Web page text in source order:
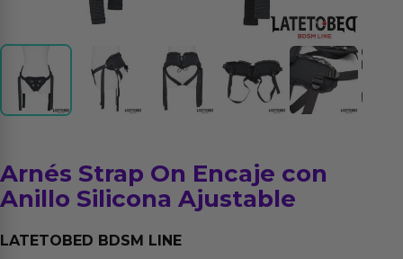
Arnés Strap On Encaje con
Anillo Silicona Ajustable
LATETOBED BDSM LINE